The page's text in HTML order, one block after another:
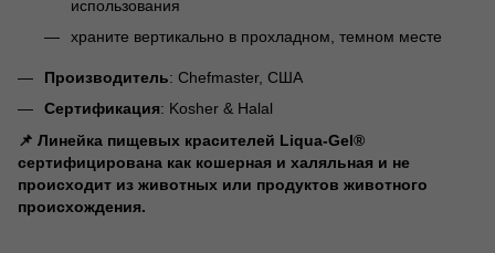
использования
храните вертикально в прохладном, темном месте
Производитель: Chefmaster, США
Сертификация: Kosher & Halal
📌 Линейка пищевых красителей Liqua-Gel®
сертифицирована как кошерная и халяльная и не
происходит из животных или продуктов животного
происхождения.